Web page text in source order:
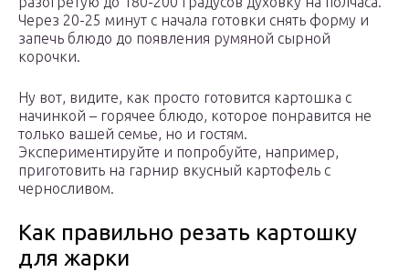
Через 20-25 минут с начала готовки снять форму и
запечь блюдо до появления румяной сырной
корочки.
Ну вот, видите, как просто готовится картошка с
начинкой – горячее блюдо, которое понравится не
только вашей семье, но и гостям.
Экспериментируйте и попробуйте, например,
приготовить на гарнир вкусный картофель с
черносливом.
Как правильно резать картошку
для жарки